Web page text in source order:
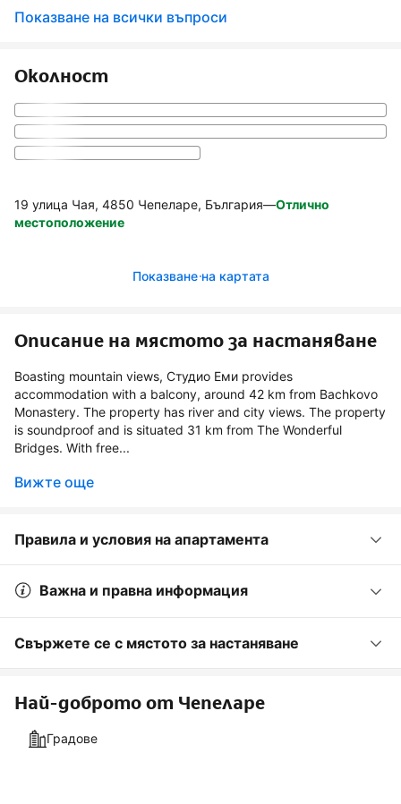
Показване на всички въпроси
Околност
19 улица Чая, 4850 Чепеларе, България—Отлично
местоположение
Показване на картата
Описание на мястото за настаняване
Boasting mountain views, Студио Еми provides
accommodation with a balcony, around 42 km from Bachkovo
Monastery. The property has river and city views. The property
is soundproof and is situated 31 km from The Wonderful
Bridges. With free...
Вижте още
Правила и условия на апартамента
Важна и правна информация
Свържете се с мястото за настаняване
Най-доброто от Чепеларе
Градове